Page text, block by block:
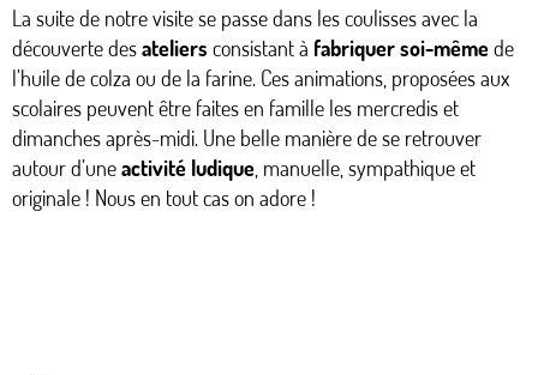
La suite de notre visite se passe dans les coulisses avec la
découverte desateliers consistant à fabriquer soi-mêmede
l’huile de colza ou de la farine. Ces animations, proposées aux
scolaires peuvent être faites en famille les mercredis et
dimanches après-midi. Une belle manière de se retrouver
autour d’uneactivité ludique , manuelle, sympathique et
originale ! Nous en tout cas on adore !